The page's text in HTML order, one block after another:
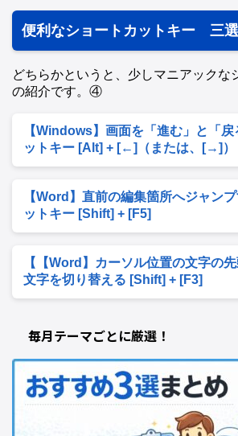
便利なショートカットキー 三
どちらかというと、少しマニアックな
の紹介です。④
【Windows】画面を「進む」と「
ットキー [Alt] + [←]（または、[→]）
【Word】直前の編集箇所へジャン
ットキー [Shift] + [F5]
【【Word】カーソル位置の文字の
文字を切り替える [Shift] + [F3]
毎月テーマごとに厳選！